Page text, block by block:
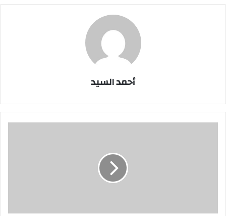
أحمد السيد